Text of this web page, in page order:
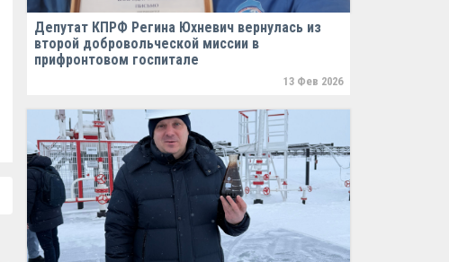
Депутат КПРФ Регина Юхневич вернулась из
второй добровольческой миссии в
прифронтовом госпитале
13 Фев 2026